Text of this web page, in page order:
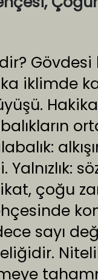
iklimde
çoğu
sayı